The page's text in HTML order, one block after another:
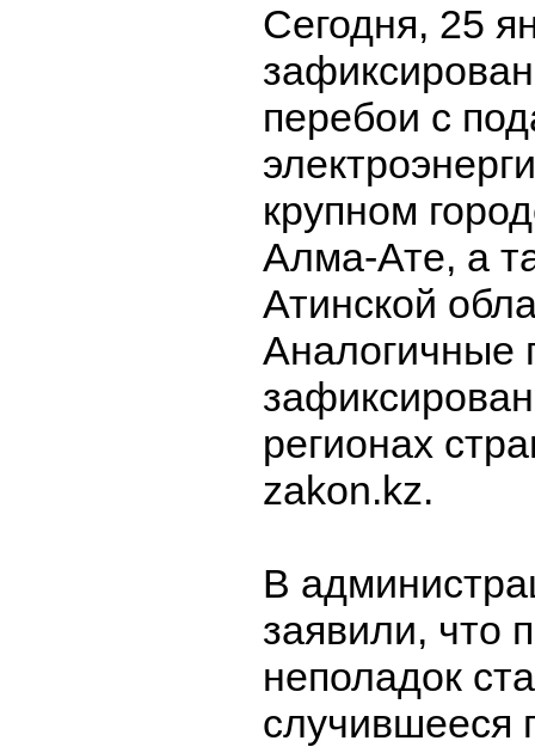
Сегодня, 25
перебои с
крупном
Алма-Ате, а
Атинской
Аналогичные
регионах
zakon.kz.
В
заявили, что
неполадок
случившееся